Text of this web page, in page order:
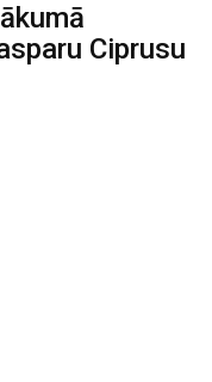
Ciprusu